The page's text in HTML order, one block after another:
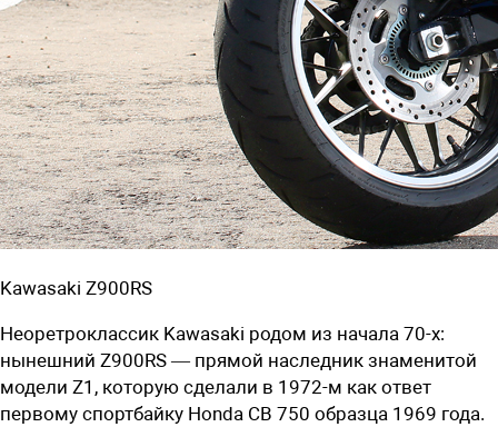
Kawasaki Z900RS
Неоретроклассик Kawasaki родом из начала 70-х:
нынешний Z900RS — прямой наследник знаменитой
модели Z1, которую сделали в 1972-м как ответ
первому спортбайку Honda CB 750 образца 1969 года.